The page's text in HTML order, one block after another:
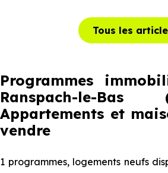
Tous les
Programmes
Ranspach-le-
Appartements et
vendre
1 programmes, logements neufs